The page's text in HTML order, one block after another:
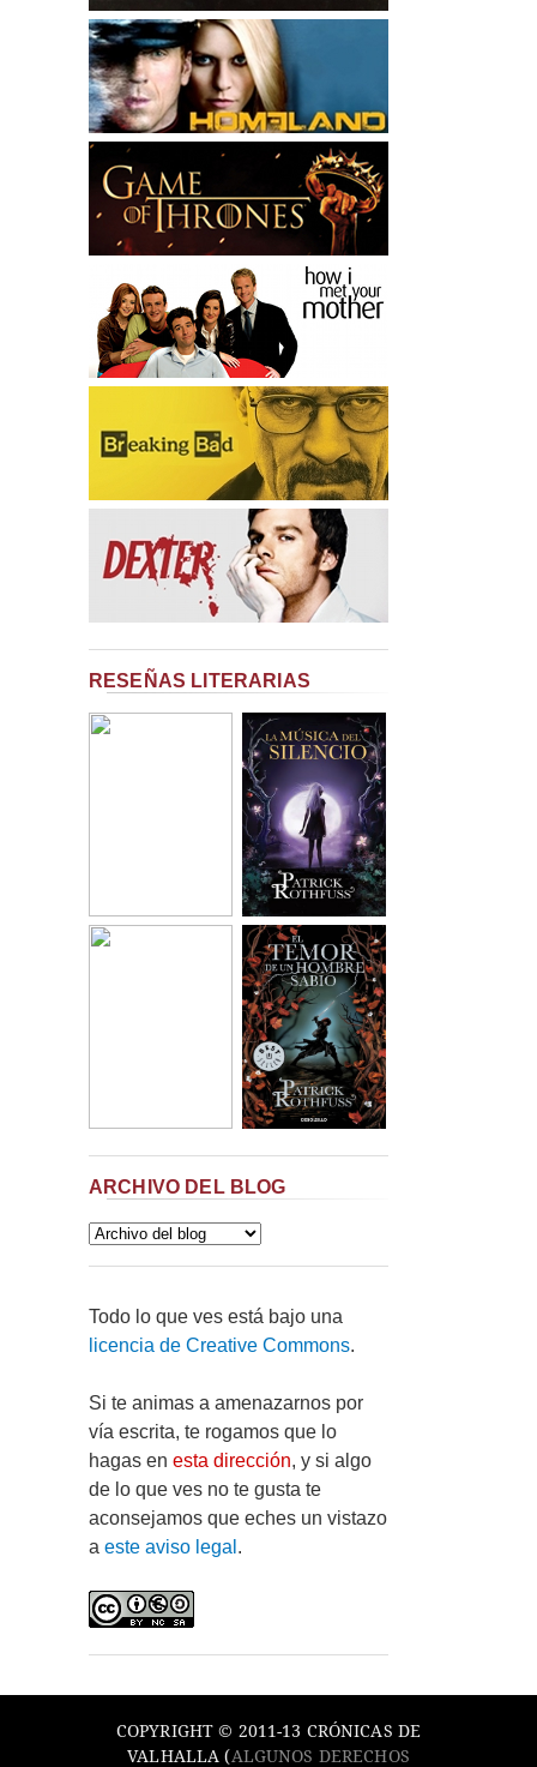
RESEÑAS LITERARIAS
ARCHIVO DEL BLOG
Todo lo que ves está bajo una
licencia de Creative Commons.
Si te animas a amenazarnos por
vía escrita, te rogamos que lo
hagas en esta dirección, y si algo
de lo que ves no te gusta te
aconsejamos que eches un vistazo
a este aviso legal .
COPYRIGHT © 2011-13 CRÓNICAS DE
VALHALLA (ALGUNOS DERECHOS